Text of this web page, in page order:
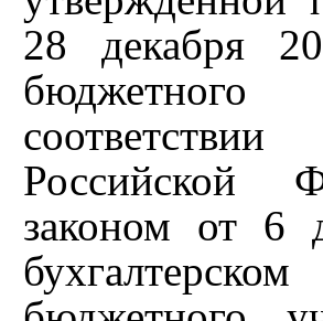
28 декабря
бюджетного
Российской
законом от 6